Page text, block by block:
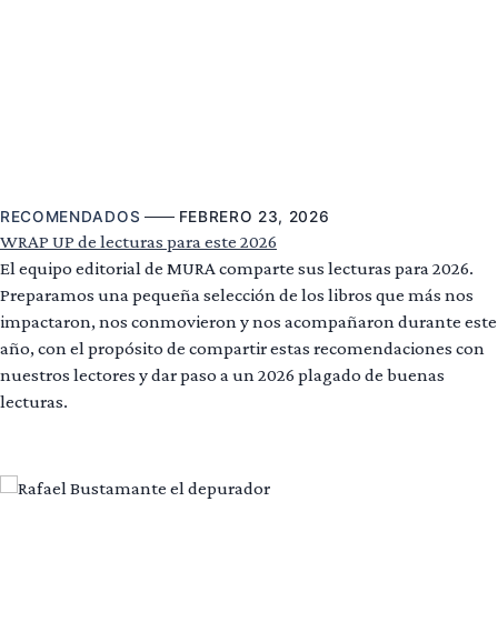
RECOMENDADOS FEBRERO 23, 2026
WRAP UP de lecturas para este 2026
El equipo editorial de MURA comparte sus lecturas para 2026.
Preparamos una pequeña selección de los libros que más nos
impactaron, nos conmovieron y nos acompañaron durante este
año, con el propósito de compartir estas recomendaciones con
nuestros lectores y dar paso a un 2026 plagado de buenas
lecturas.